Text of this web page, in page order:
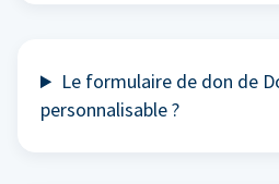
Le formulaire de don de
personnalisable ?